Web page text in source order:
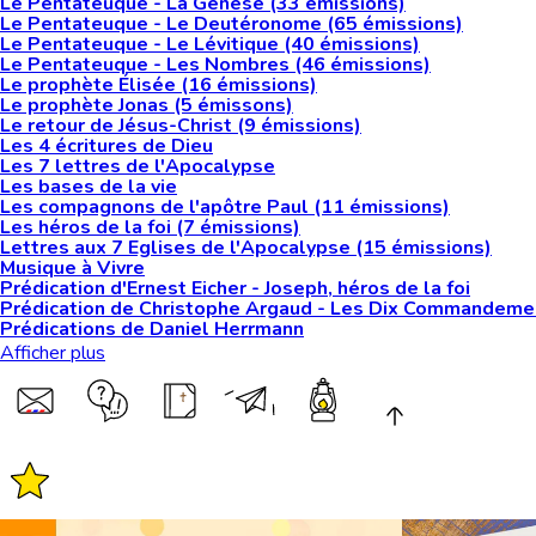
Le Pentateuque - Le Deutéronome (65 émissions)
Le Pentateuque - Le Lévitique (40 émissions)
Le Pentateuque - Les Nombres (46 émissions)
Le prophète Élisée (16 émissions)
Le prophète Jonas (5 émissons)
Le retour de Jésus-Christ (9 émissions)
Les 4 écritures de Dieu
Les 7 lettres de l'Apocalypse
Les bases de la vie
Les compagnons de l'apôtre Paul (11 émissions)
Les héros de la foi (7 émissions)
Lettres aux 7 Eglises de l'Apocalypse (15 émissions)
Musique à Vivre
Prédication d'Ernest Eicher - Joseph, héros de la foi
Prédication de Christophe Argaud - Les Dix
Prédications de Daniel Herrmann
Afficher plus